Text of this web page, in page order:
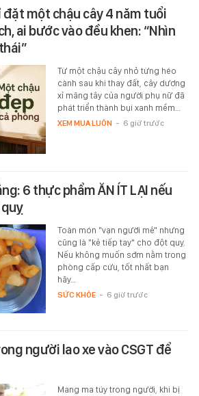
một chậu cây 4 năm tuổi
ai bước vào đều khen: “Nhìn
Từ một chậu cây nhỏ từng héo
cành sau khi thay đất, cây dương
xỉ măng tây của người phụ nữ đã
phát triển thành bụi xanh mềm…
XEM MUA LUÔN - 6 giờ trước
6 thực phẩm ĂN ÍT LẠI nếu
Toàn món "vạn người mê" nhưng
cũng là "kẻ tiếp tay" cho đột quỵ.
Nếu không muốn sớm nằm trong
phòng cấp cứu, tốt nhất bạn
hãy…
SỨC KHỎE - 6 giờ trước
người lao xe vào CSGT để
Mang ma túy trong người, khi bị